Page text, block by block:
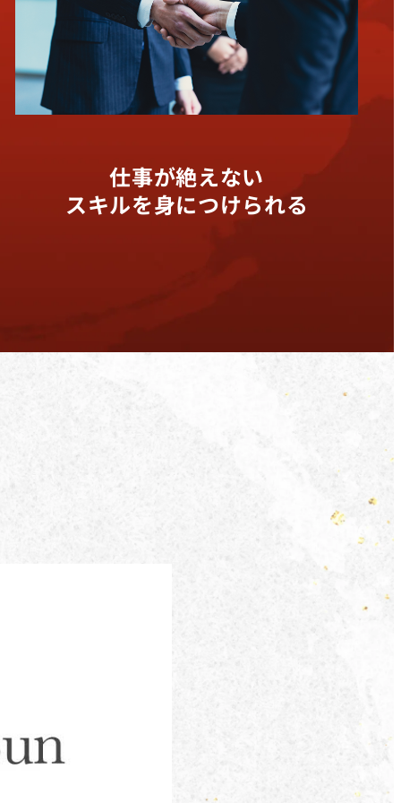
仕事が絶えない
スキルを身につけられる